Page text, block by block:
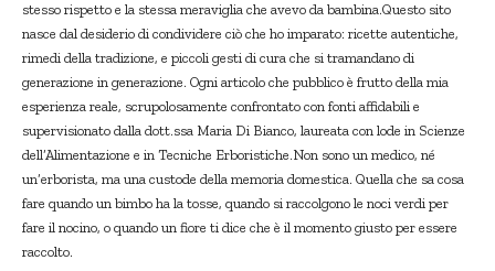
stesso rispetto e la stessa meraviglia che avevo da bambina.Questo sito
nasce dal desiderio di condividere ciò che ho imparato: ricette autentiche,
rimedi della tradizione, e piccoli gesti di cura che si tramandano di
generazione in generazione. Ogni articolo che pubblico è frutto della mia
esperienza reale, scrupolosamente confrontato con fonti affidabili e
supervisionato dalla dott.ssa Maria Di Bianco, laureata con lode in Scienze
dell’Alimentazione e in Tecniche Erboristiche.Non sono un medico, né
un’erborista, ma una custode della memoria domestica. Quella che sa cosa
fare quando un bimbo ha la tosse, quando si raccolgono le noci verdi per
fare il nocino, o quando un fiore ti dice che è il momento giusto per essere
raccolto.